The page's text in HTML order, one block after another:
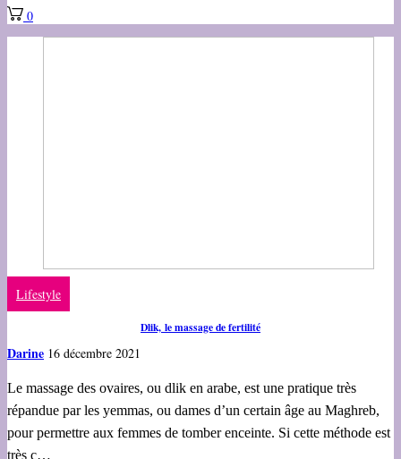
0
Lifestyle
Dlik, le massage de fertilité
Darine 16 décembre 2021
Le massage des ovaires, ou dlik en arabe, est une pratique très
répandue par les yemmas, ou dames d’un certain âge au Maghreb,
pour permettre aux femmes de tomber enceinte. Si cette méthode est
très c…